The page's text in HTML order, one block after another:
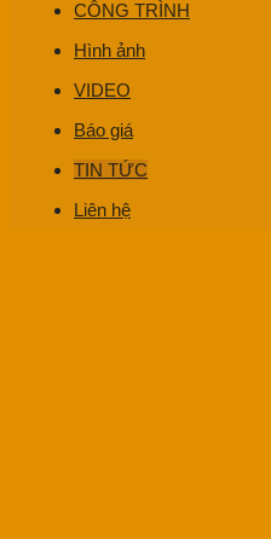
CÔNG TRÌNH
Hình ảnh
VIDEO
Báo giá
TIN TỨC
Liên hệ